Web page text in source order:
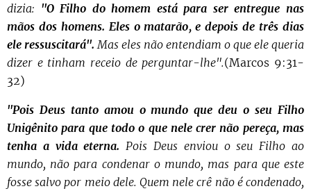
dizia: "O Filho do homem está para ser entregue nas
mãos dos homens. Eles o matarão, e depois de três dias
ele ressuscitará". Mas eles não entendiam o que ele queria
dizer e tinham receio de perguntar-lhe".(Marcos 9:31-
32)
"Pois Deus tanto amou o mundo que deu o seu Filho
Unigênito para que todo o que nele crer não pereça, mas
tenha a vida eterna. Pois Deus enviou o seu Filho ao
mundo, não para condenar o mundo, mas para que este
fosse salvo por meio dele. Quem nele crê não é condenado,